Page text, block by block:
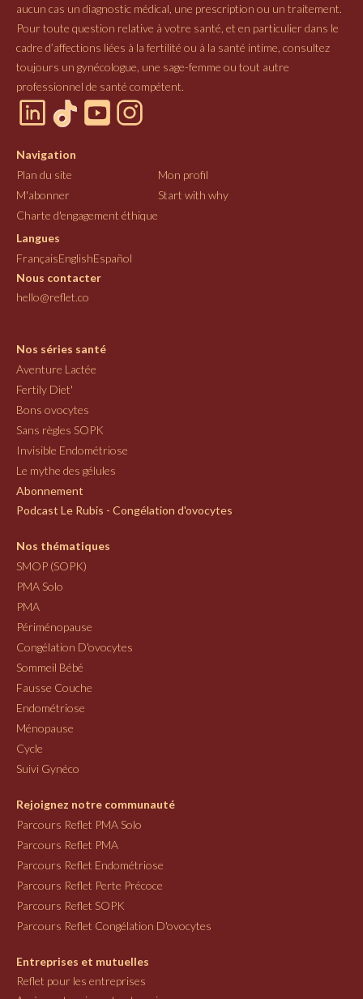
aucun cas un diagnostic médical, une prescription ou un traitement.
Pour toute question relative à votre santé, et en particulier dans le
cadre d’affections liées à la fertilité ou à la santé intime, consultez
toujours un gynécologue, une sage-femme ou tout autre
professionnel de santé compétent.
Navigation
Plan du site
Mon profil
M'abonner
Start with why
Charte d'engagement éthique
Langues
FrançaisEnglishEspañol
Nous contacter
hello@reflet.co
Nos séries santé
Aventure Lactée
Fertily Diet'
Bons ovocytes
Sans règles SOPK
Invisible Endométriose
Le mythe des gélules
Abonnement
Podcast Le Rubis - Congélation d'ovocytes
Nos thématiques
SMOP (SOPK)
PMA Solo
PMA
Périménopause
Congélation D'ovocytes
Sommeil Bébé
Fausse Couche
Endométriose
Ménopause
Cycle
Suivi Gynéco
Rejoignez notre communauté
Parcours Reflet PMA Solo
Parcours Reflet PMA
Parcours Reflet Endométriose
Parcours Reflet Perte Précoce
Parcours Reflet SOPK
Parcours Reflet Congélation D'ovocytes
Entreprises et mutuelles
Reflet pour les entreprises